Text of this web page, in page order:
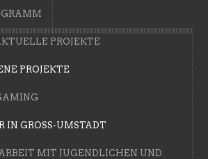
PROJEKTE
PROJEKTE
GROSS-UMSTADT
MIT JUGENDLICHEN UND